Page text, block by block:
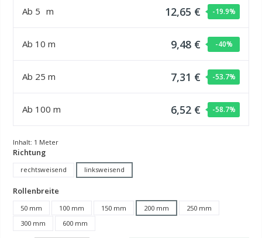
Ab 5 m 12,65 € -19.9%
Ab 10 m 9,48 € -40%
Ab 25 m 7,31 € -53.7%
Ab 100 m 6,52 € -58.7%
Inhalt: 1 Meter
Richtungauswählen
rechtsweisend linksweisend
Rollenbreite
50 mm 100 mm 150 mm 200 mm
250 mm
300 mm
600 mm